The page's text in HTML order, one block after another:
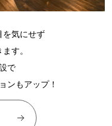
を気にせず
す。
で
ンもアップ！